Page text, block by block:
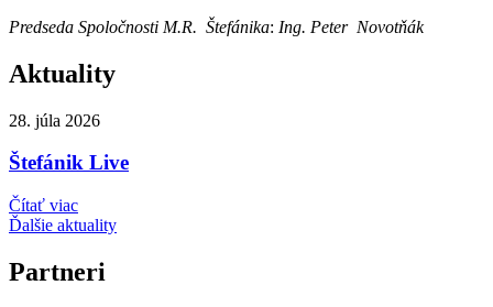
Predseda Spoločnosti M.R. Štefánika: Ing. Peter Novotňák
Aktuality
28. júla 2026
Štefánik Live
Čítať viac
Ďalšie aktuality
Partneri